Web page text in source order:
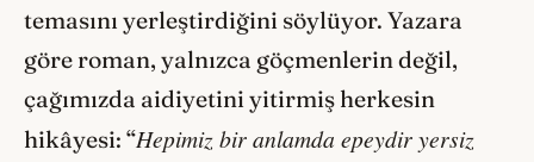
temasını yerleştirdiğini söylüyor. Yazara
göre roman, yalnızca göçmenlerin değil,
çağımızda aidiyetini yitirmiş herkesin
hikâyesi: “Hepimiz bir anlamda epeydir yersiz